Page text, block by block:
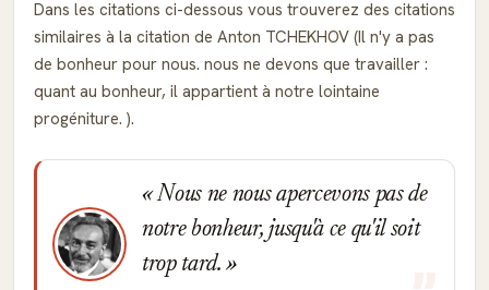
Dans les citations ci-dessous vous trouverez des citations
similaires à la citation de Anton TCHEKHOV (Il n'y a pas
de bonheur pour nous. nous ne devons que travailler :
quant au bonheur, il appartient à notre lointaine
progéniture. ).
Nous ne nous apercevons pas de
notre bonheur, jusqu'à ce qu'il soit
trop tard.